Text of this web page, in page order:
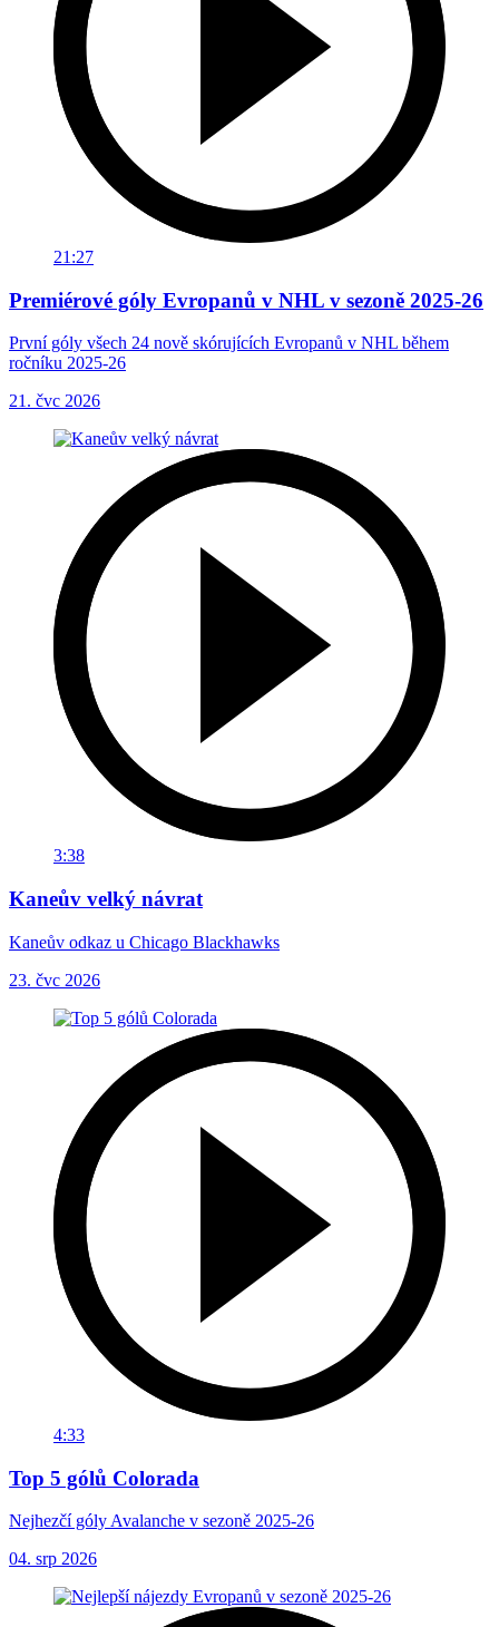
21:27
Premiérové góly Evropanů v NHL v sezoně 2025-26
První góly všech 24 nově skórujících Evropanů v NHL během
ročníku 2025-26
21. čvc 2026
3:38
Kaneův velký návrat
Kaneův odkaz u Chicago Blackhawks
23. čvc 2026
4:33
Top 5 gólů Colorada
Nejhezčí góly Avalanche v sezoně 2025-26
04. srp 2026